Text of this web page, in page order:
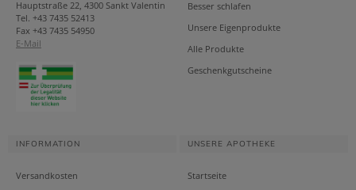
Hauptstraße 22, 4300 Sankt Valentin
Tel. +43 7435 52413
Fax +43 7435 54950
E-Mail
Besser schlafen
Unsere Eigenprodukte
Alle Produkte
Geschenkgutscheine
INFORMATION
Versandkosten
UNSERE APOTHEKE
Startseite